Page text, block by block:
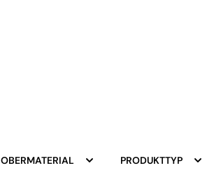
OBERMATERIAL PRODUKTTYP